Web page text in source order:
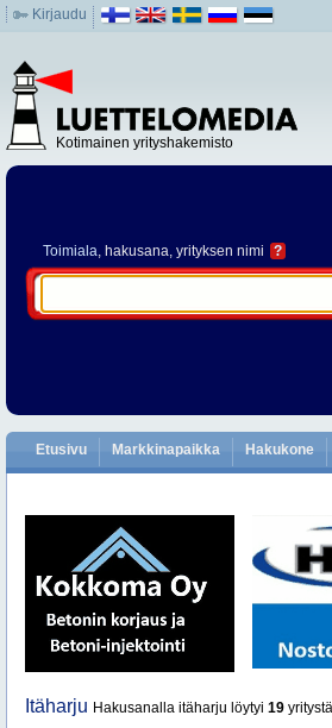
Kirjaudu
Kotimainen yrityshakemisto
Toimiala, hakusana, yrityksen nimi ?
Etusivu Markkinapaikka Hakukone
Itäharju Hakusanalla itäharju löytyi 19